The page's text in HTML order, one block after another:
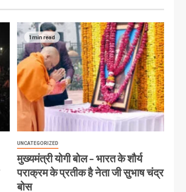
1 min read
UNCATEGORIZED
मुख्यमंत्री योगी बोल – भारत के शौर्य
पराक्रम के प्रतीक है नेता जी सुभाष चंद्र
बोस